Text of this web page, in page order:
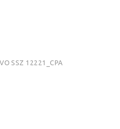
SSZ 12221_CPA